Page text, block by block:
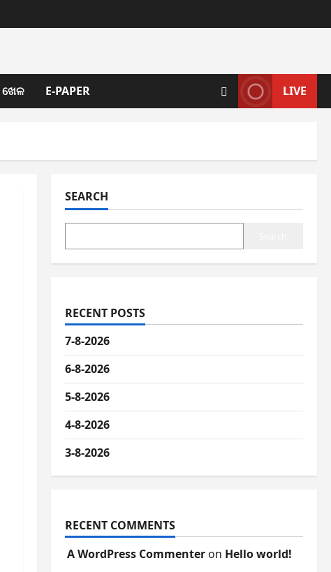
ଖେଳ E-PAPER LIVE
SEARCH
RECENT POSTS
7-8-2026
6-8-2026
5-8-2026
4-8-2026
3-8-2026
RECENT COMMENTS
A WordPress Commenteron Hello world!